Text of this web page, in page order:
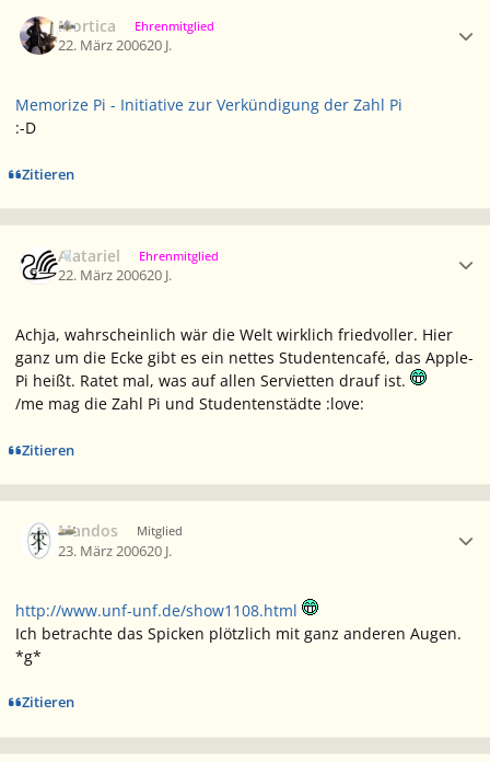
Mortica Ehrenmitglied
22. März 200620 J.
Memorize Pi - Initiative zur Verkündigung der Zahl Pi
:-D
Zitieren
Alatariel Ehrenmitglied
22. März 200620 J.
Achja, wahrscheinlich wär die Welt wirklich friedvoller. Hier
ganz um die Ecke gibt es ein nettes Studentencafé, das Apple-
Pi heißt. Ratet mal, was auf allen Servietten drauf ist.
/me mag die Zahl Pi und Studentenstädte :love:
Zitieren
Mandos Mitglied
23. März 200620 J.
http://www.unf-unf.de/show1108.html
Ich betrachte das Spicken plötzlich mit ganz anderen Augen.
*g*
Zitieren